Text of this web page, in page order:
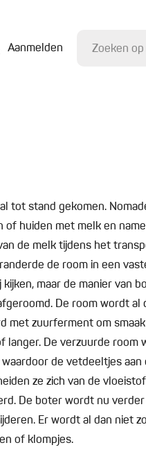
Aanmelden
tot stand gekomen.
of huiden met melk en
de melk tijdens het
de room in een
maar de manier van
De room wordt al
met zuurferment om
langer. De verzuurde room
de vetdeeltjes aan
ze zich van de
De boter wordt nu
Er wordt al dan niet
of klompjes.